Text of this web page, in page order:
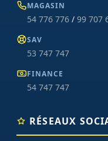
MAGASIN
54 776 776 / 99 707
SAV
53 747 747
FINANCE
54 747 747
RÉSEAUX